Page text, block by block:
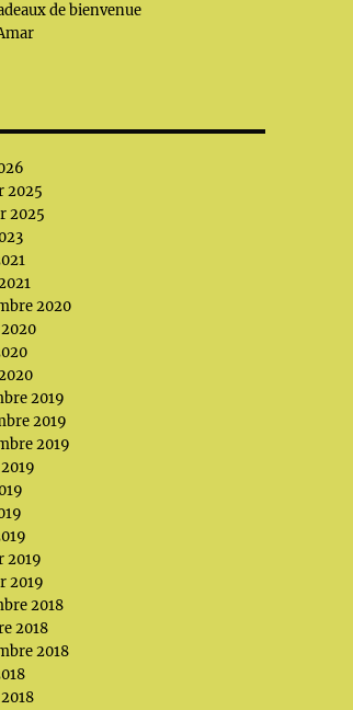
de bienvenue
2025
2025
2020
2019
2019
2019
2019
2019
2018
2018
2018